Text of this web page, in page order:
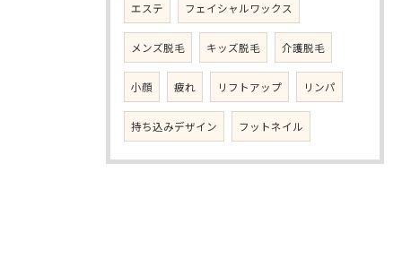
エステ フェイシャルワックス
メンズ脱毛 キッズ脱毛 介護脱毛
小顔 疲れ リフトアップ リンパ
持ち込みデザイン フットネイル